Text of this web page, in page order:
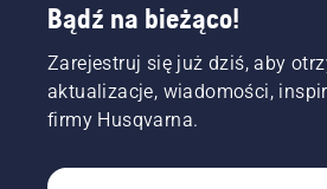
Bądź na bieżąco!
Zarejestruj się już dziś, aby
aktualizacje, wiadomości,
firmy Husqvarna.